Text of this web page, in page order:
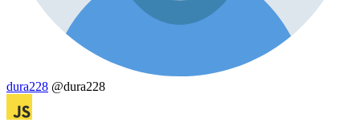
dura228 @dura228